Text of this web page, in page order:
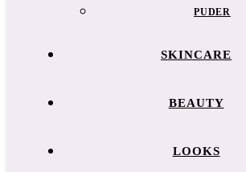
PUDER
SKINCARE
BEAUTY
LOOKS